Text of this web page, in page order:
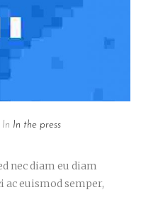
In In the press
nec diam eu diam
euismod semper,